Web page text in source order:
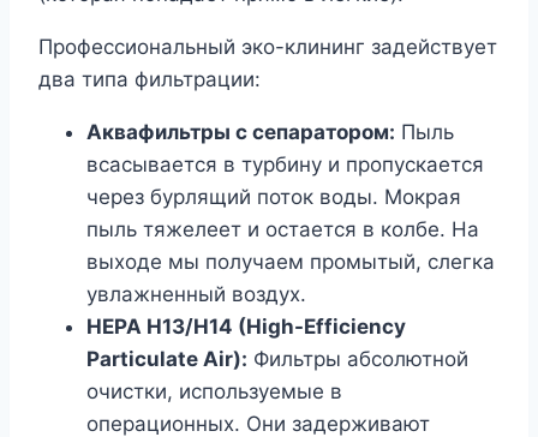
Профессиональный эко-клининг задействует
два типа фильтрации:
Аквафильтры с сепаратором: Пыль
всасывается в турбину и пропускается
через бурлящий поток воды. Мокрая
пыль тяжелеет и остается в колбе. На
выходе мы получаем промытый, слегка
увлажненный воздух.
HEPA H13/H14 (High-Efficiency
Particulate Air): Фильтры абсолютной
очистки, используемые в
операционных. Они задерживают